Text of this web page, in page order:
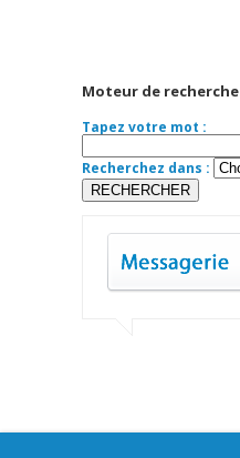
Moteur de recherche
Tapez votre mot :
Recherchez dans :